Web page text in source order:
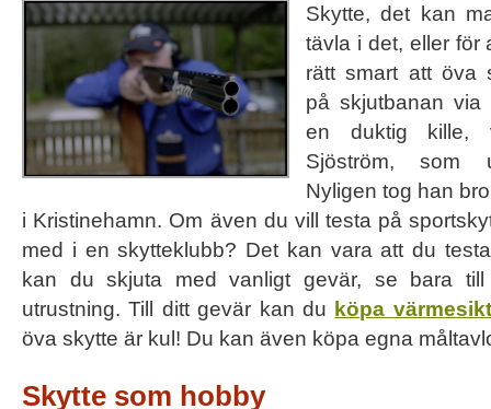
Skytte, det kan
tävla i det, eller för
rätt smart att öva
på skjutbanan
en duktig kille,
Sjöström, som
Nyligen tog han
i Kristinehamn. Om även du vill testa på
med i en skytteklubb? Det kan vara att du
kan du skjuta med vanligt gevär, se bara
utrustning. Till ditt gevär kan du köpa
öva skytte är kul! Du kan även köpa egna
Skytte som hobby